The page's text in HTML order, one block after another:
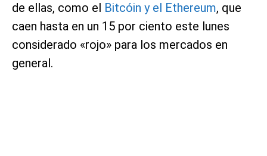
de ellas, como el Bitcóin y el Ethereum, que
caen hasta en un 15 por ciento este lunes
considerado «rojo» para los mercados en
general.